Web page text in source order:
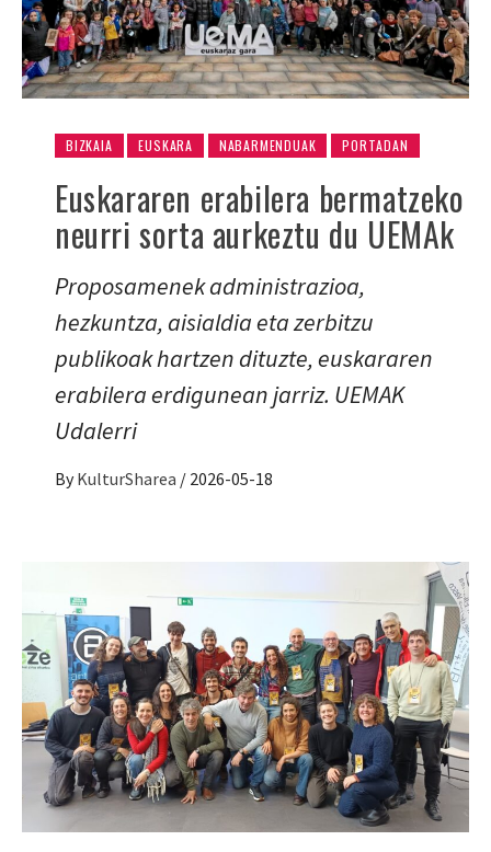
BIZKAIA EUSKARA NABARMENDUAK PORTADAN
Euskararen erabilera bermatzeko
neurri sorta aurkeztu du UEMAk
Proposamenek administrazioa,
hezkuntza, aisialdia eta zerbitzu
publikoak hartzen dituzte, euskararen
erabilera erdigunean jarriz. UEMAK
Udalerri
By KulturSharea / 2026-05-18